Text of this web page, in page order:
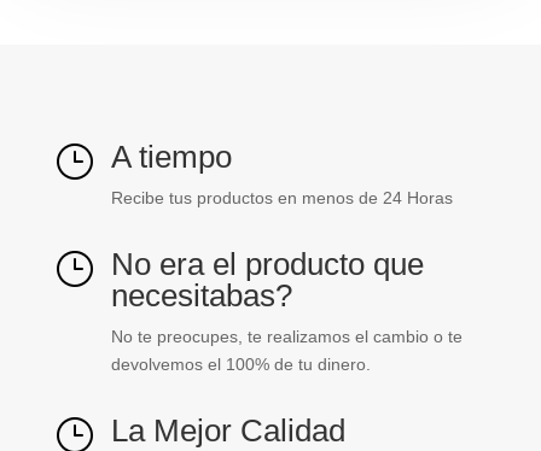
} A tiempo
Recibe tus productos en menos de 24 Horas
} No era el producto que
necesitabas?
No te preocupes, te realizamos el cambio o te
devolvemos el 100% de tu dinero.
} La Mejor Calidad